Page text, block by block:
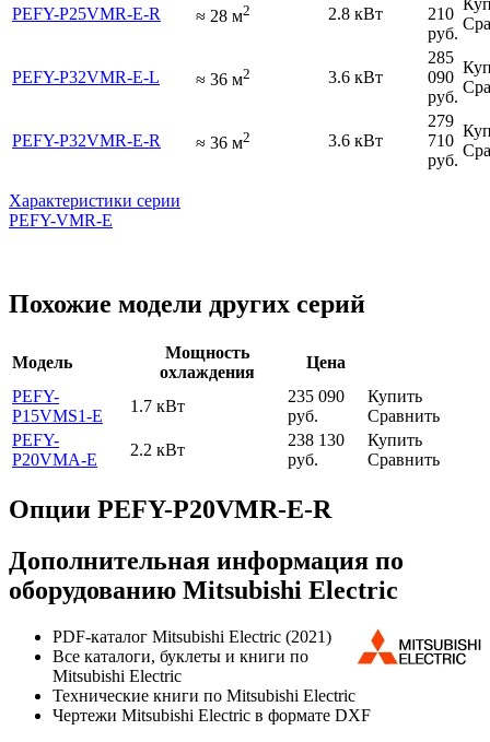
PEFY-P25VMR-E-R ≈ 28 м2 2.8 кВт
210
руб.
PEFY-P32VMR-E-L ≈ 36 м2 3.6 кВт
285
090
руб.
PEFY-P32VMR-E-R ≈ 36 м2 3.6 кВт
279
710
руб.
Характеристики серии
PEFY-VMR-E
Похожие модели других серий
Модель
Мощность
охлаждения
Цена
PEFY-
P15VMS1-E
1.7 кВт
235 090
руб.
Купить
Сравнить
PEFY-
P20VMA-E
2.2 кВт
238 130
руб.
Купить
Сравнить
Опции PEFY-P20VMR-E-R
Дополнительная информация по
оборудованию Mitsubishi Electric
PDF-каталог Mitsubishi Electric (2021)
Все каталоги, буклеты и книги по
Mitsubishi Electric
Технические книги по Mitsubishi Electric
Чертежи Mitsubishi Electric в формате DXF